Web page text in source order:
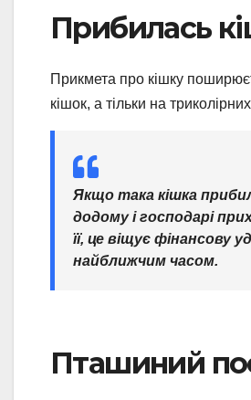
Прибилась
Прикмета про кішку
кішок, а тільки на
Якщо така кішка
додому і господарі
її, це віщує фінансову
найближчим часом.
Пташиний